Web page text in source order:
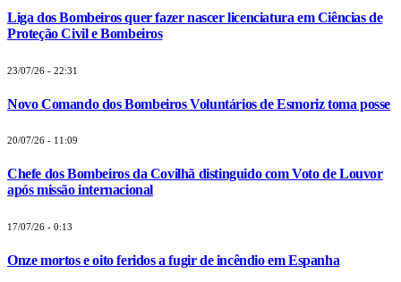
Liga dos Bombeiros quer fazer nascer licenciatura em Ciências de
Proteção Civil e Bombeiros
23/07/26 - 22:31
Novo Comando dos Bombeiros Voluntários de Esmoriz toma posse
20/07/26 - 11:09
Chefe dos Bombeiros da Covilhã distinguido com Voto de Louvor
após missão internacional
17/07/26 - 0:13
Onze mortos e oito feridos a fugir de incêndio em Espanha